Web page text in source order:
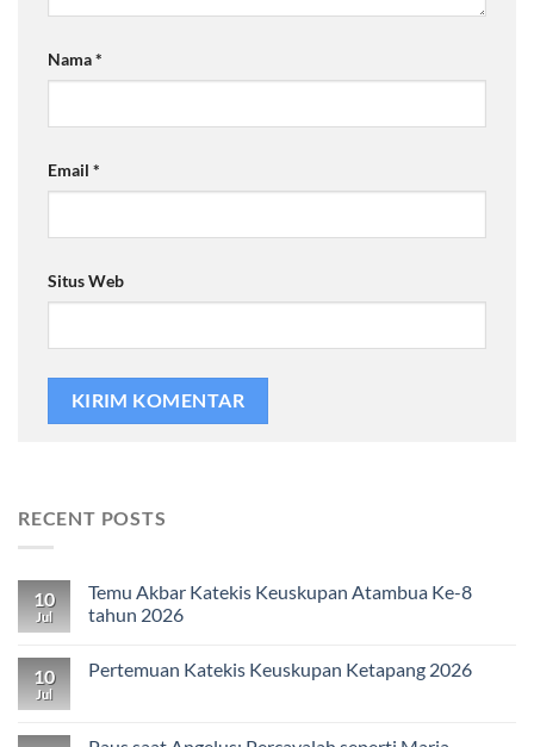
Nama*
Email *
Situs Web
RECENT POSTS
10
Jul
Temu Akbar Katekis Keuskupan Atambua Ke-8
tahun 2026
10
Jul
Pertemuan Katekis Keuskupan Ketapang 2026